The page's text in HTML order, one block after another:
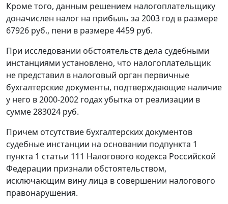
Кроме того, данным решением налогоплательщику
доначислен налог на прибыль за 2003 год в размере
67926 руб., пени в размере 4459 руб.
При исследовании обстоятельств дела судебными
инстанциями установлено, что налогоплательщик
не представил в налоговый орган первичные
бухгалтерские документы, подтверждающие наличие
у него в 2000-2002 годах убытка от реализации в
сумме 283024 руб.
Причем отсутствие бухгалтерских документов
судебные инстанции на основании подпункта 1
пункта 1 статьи 111 Налогового кодекса Российской
Федерации признали обстоятельством,
исключающим вину лица в совершении налогового
правонарушения.